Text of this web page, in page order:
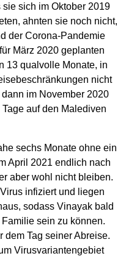
sich im Oktober 2019
ahnten sie noch nicht,
der Corona-Pandemie
März 2020 geplanten
13 qualvolle Monate, in
nicht
im November 2020
auf den Malediven
sechs Monate ohne ein
April 2021 endlich nach
aber wohl nicht bleiben.
infiziert und liegen
sodass Vinayak bald
sein zu können.
dem Tag seiner Abreise.
Virusvariantengebiet